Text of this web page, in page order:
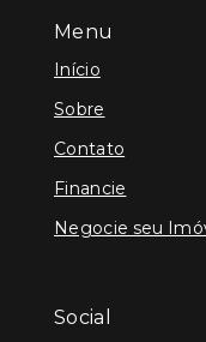
Menu
Início
Sobre
Contato
Financie
Negocie seu
Social